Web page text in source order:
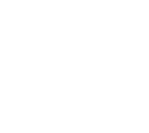
Debido al éxito que
han decidido
y el segundo a las
expresado su
estas
cultura el casco